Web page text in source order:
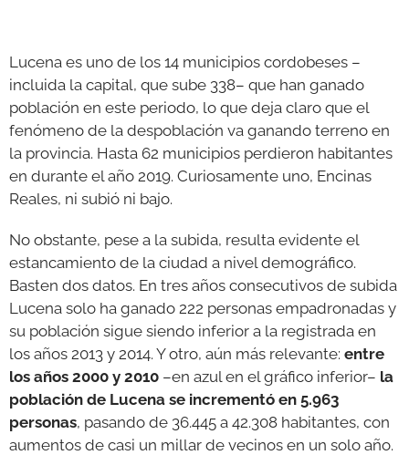
Lucena es uno de los 14 municipios cordobeses –
incluida la capital, que sube 338– que han ganado
población en este periodo, lo que deja claro que el
fenómeno de la despoblación va ganando terreno en
la provincia. Hasta 62 municipios perdieron habitantes
en durante el año 2019. Curiosamente uno, Encinas
Reales, ni subió ni bajo.
No obstante, pese a la subida, resulta evidente el
estancamiento de la ciudad a nivel demográfico.
Basten dos datos. En tres años consecutivos de subida
Lucena solo ha ganado 222 personas empadronadas y
su población sigue siendo inferior a la registrada en
los años 2013 y 2014. Y otro, aún más relevante: entre
los años 2000 y 2010 –en azul en el gráfico inferior– la
población de Lucena se incrementó en 5.963
personas, pasando de 36.445 a 42.308 habitantes, con
aumentos de casi un millar de vecinos en un solo año.